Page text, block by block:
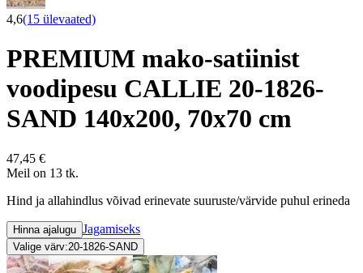
4,6(15 ülevaated)
PREMIUM mako-satiinist
voodipesu CALLIE 20-1826-
SAND 140x200, 70x70 cm
47,45 €
Meil on 13 tk.
Hind ja allahindlus võivad erinevate suuruste/värvide puhul erineda
Hinna ajalugu Jagamiseks
Valige värv:20-1826-SAND